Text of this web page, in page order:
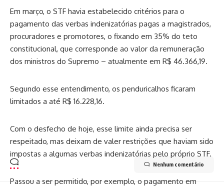
Em março, o STF havia estabelecido critérios para o
pagamento das verbas indenizatórias pagas a magistrados,
procuradores e promotores, o fixando em 35% do teto
constitucional, que corresponde ao valor da remuneração
dos ministros do Supremo – atualmente em R$ 46.366,19.
Segundo esse entendimento, os penduricalhos ficaram
limitados a até R$ 16.228,16.
Com o desfecho de hoje, esse limite ainda precisa ser
respeitado, mas deixam de valer restrições que haviam sido
impostas a algumas verbas indenizatórias pelo próprio STF.
Passou a ser permitido, por exemplo, o pagamento em
Nenhum comentário